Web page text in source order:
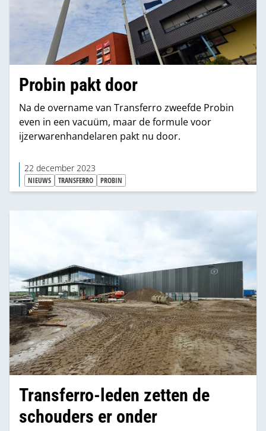
Probin pakt door
Na de overname van Transferro zweefde Probin
even in een vacuüm, maar de formule voor
ijzerwarenhandelaren pakt nu door.
22 december 2023
NIEUWS TRANSFERRO PROBIN
Transferro-leden zetten de
schouders er onder